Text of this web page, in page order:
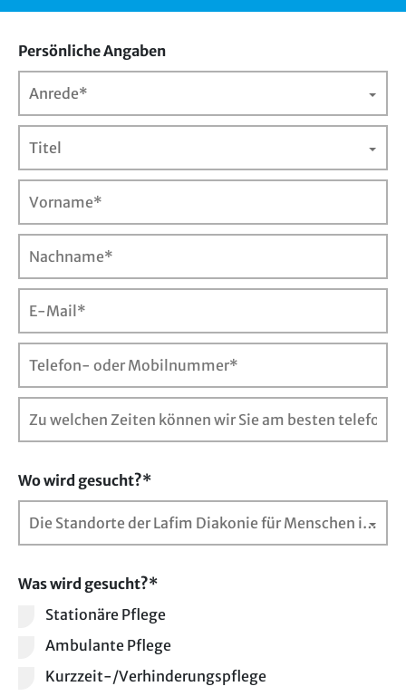
Persönliche Angaben
Anrede*
Titel
Wo wird gesucht?*
Die Standorte der Lafim Diakonie für Menschen im Alter* (Mehrfachauswahl mögl.)
Was wird gesucht?*
Stationäre Pflege
Ambulante Pflege
Kurzzeit-/Verhinderungspflege